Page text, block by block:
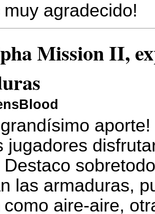
agradecido!
Mission II,
jugadores
las armaduras,
aire-aire,